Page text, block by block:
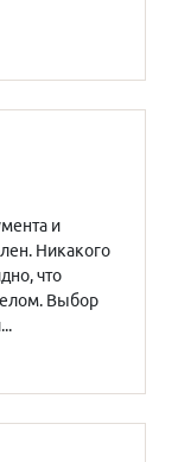
и
Никакого
что
Выбор